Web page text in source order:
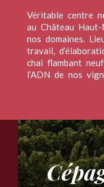
Véritable centre
au Château
nos domaines.
travail,
chai flambant
l’ADN de nos